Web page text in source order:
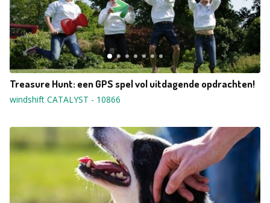
Treasure Hunt: een GPS spel vol uitdagende opdrachten!
windshift CATALYST - 10866